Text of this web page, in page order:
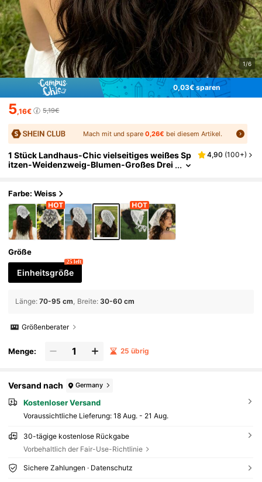
1/6
0,03€ sparen
5,16€ 5,19€
Mach mit und spare 0,26€ bei diesem Artikel.
1 Stück Landhaus-Chic vielseitiges weißes Sp
itzen-Weidenzweig-Blumen-Großes Drei
4,90 (100+)
Farbe: Weiss
Größe
Einheitsgröße
25 left
Länge: 70-95 cm Breite: 30-60 cm
Größenberater
Menge: 25 übrig
Versand nach Germany
Kostenloser Versand
Voraussichtliche Lieferung: 18 Aug. - 21 Aug.
30-tägige kostenlose Rückgabe
Vorbehaltlich der Fair-Use-Richtlinie
Sichere Zahlungen · Datenschutz